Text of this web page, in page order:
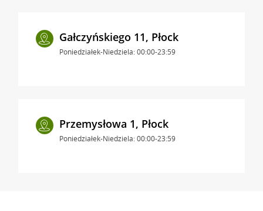
Gałczyńskiego 11, Płock
Poniedziałek-Niedziela: 00:00-23:59
Przemysłowa 1, Płock
Poniedziałek-Niedziela: 00:00-23:59